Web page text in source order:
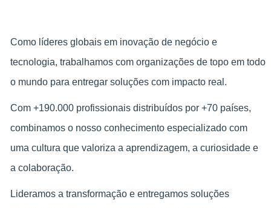
Como líderes globais em inovação de negócio e
tecnologia, trabalhamos com organizações de topo em todo
o mundo para entregar soluções com impacto real.
Com +190.000 profissionais distribuídos por +70 países,
combinamos o nosso conhecimento especializado com
uma cultura que valoriza a aprendizagem, a curiosidade e
a colaboração.
Lideramos a transformação e entregamos soluções